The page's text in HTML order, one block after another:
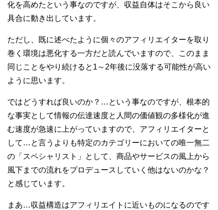
化を高めたという事なのですが、収益自体はそこから良い
具合に動き出しています。
ただし、既に述べたように個々のアフィリエイターを取り
巻く環境は悪化する一方だと読んでいますので、このまま
同じことをやり続けると1～2年後に没落する可能性が高い
ように思います。
ではどうすれば良いのか？…という事なのですが、根本的
な事実として情報の伝達速度と人間の価値観の多様化が進
む速度が急速に上がっていますので、アフィリエイターと
して…と言うよりも特定のカテゴリーにおいての唯一無二
の「スペシャリスト」として、商品やサービスの風上から
風下までの流れをプロデュースしていく他はないのかな？
と感じています。
まあ…収益構造はアフィリエイトに近いものになるのです